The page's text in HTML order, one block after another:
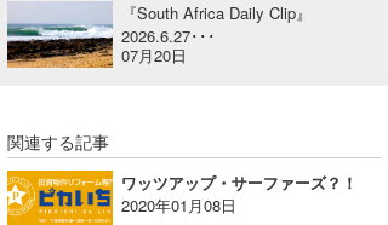
『South Africa Daily Clip』
2026.6.27･･･
07月20日
関連する記事
ワッツアップ・サーファーズ？！
2020年01月08日
MIN
OYZ
S.K